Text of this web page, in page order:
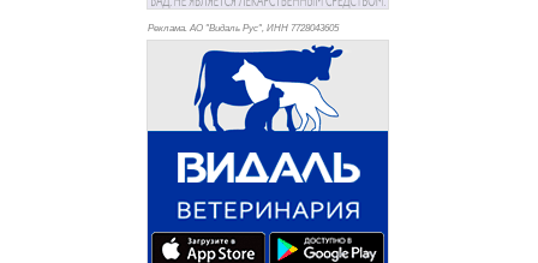
Реклама. АО "Видаль Рус", ИНН 7728043605